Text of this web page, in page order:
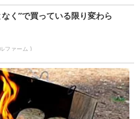
く”で買っている限り変わら
ファーム )